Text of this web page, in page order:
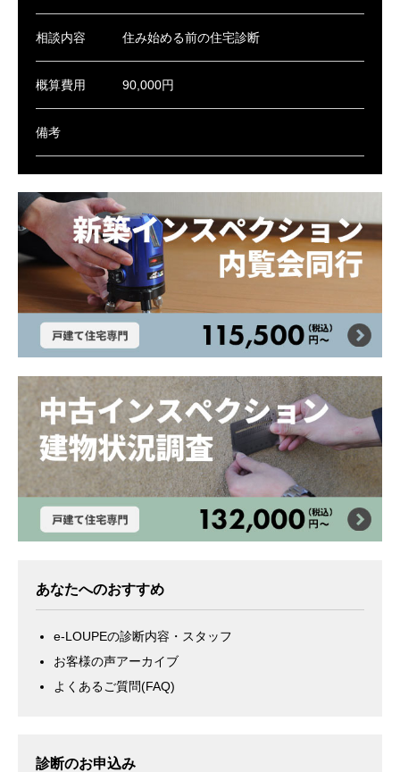
相談内容 住み始める前の住宅診断
概算費用 90,000円
備考
あなたへのおすすめ
e-LOUPEの診断内容・スタッフ
お客様の声アーカイブ
よくあるご質問(FAQ)
診断のお申込み